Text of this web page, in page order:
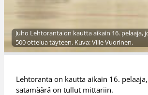
Juho Lehtoranta on kautta aikain 16. pelaaja,
500 ottelua täyteen. Kuva: Ville Vuorinen.
Lehtoranta on kautta aikain 16.
satamäärä on tullut mittariin.